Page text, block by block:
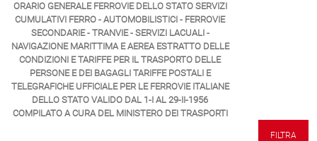
ORARIO GENERALE FERROVIE DELLO STATO SERVIZI
CUMULATIVI FERRO - AUTOMOBILISTICI - FERROVIE
SECONDARIE - TRANVIE - SERVIZI LACUALI -
NAVIGAZIONE MARITTIMA E AEREA ESTRATTO DELLE
CONDIZIONI E TARIFFE PER IL TRASPORTO DELLE
PERSONE E DEI BAGAGLI TARIFFE POSTALI E
TELEGRAFICHE UFFICIALE PER LE FERROVIE ITALIANE
DELLO STATO VALIDO DAL 1-I AL 29-II-1956
COMPILATO A CURA DEL MINISTERO DEI TRASPORTI
FILTRA